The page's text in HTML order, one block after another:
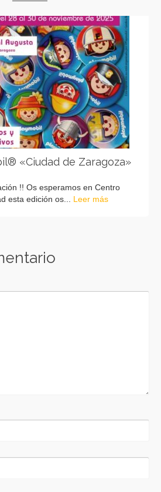
«Ciudad de Zaragoza»
!! Os esperamos en Centro
esta edición os... Leer más